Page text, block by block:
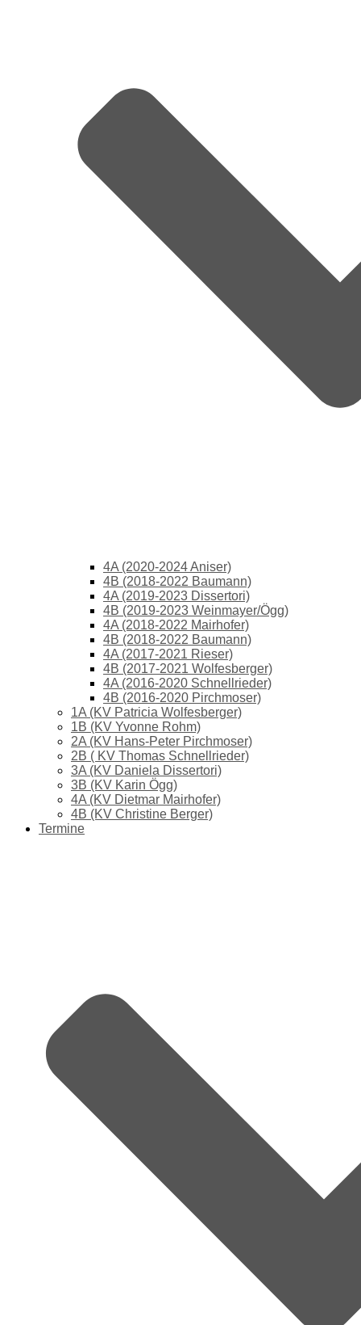
4A (2020-2024 Aniser)
4B (2018-2022 Baumann)
4A (2019-2023 Dissertori)
4B (2019-2023 Weinmayer/Ögg)
4A (2018-2022 Mairhofer)
4B (2018-2022 Baumann)
4A (2017-2021 Rieser)
4B (2017-2021 Wolfesberger)
4A (2016-2020 Schnellrieder)
4B (2016-2020 Pirchmoser)
1A (KV Patricia Wolfesberger)
1B (KV Yvonne Rohm)
2A (KV Hans-Peter Pirchmoser)
2B ( KV Thomas Schnellrieder)
3A (KV Daniela Dissertori)
3B (KV Karin Ögg)
4A (KV Dietmar Mairhofer)
4B (KV Christine Berger)
Termine